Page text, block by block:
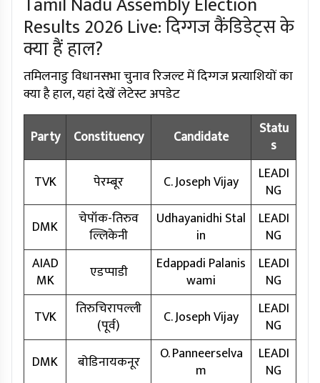
Results 2026 Live: दिग्गज कैंडिडेट्स के
क्या हैं हाल?
तमिलनाडु विधानसभा चुनाव रिजल्ट में दिग्गज प्रत्याशियों का
क्या है हाल, यहां देखें लेटेस्ट अपडेट
Party
Constituency Candidate
Statu
s
TVK
पेरम्बूर C. Joseph Vijay
LEADI
NG
DMK
चेपॉक-तिरुव
ल्लिकेनी
Udhayanidhi Stal
in
LEADI
NG
AIAD
MK
एडप्पाडी
Edappadi Palanis
wami
LEADI
NG
TVK
तिरुचिरापल्ली
(पूर्व)
C. Joseph Vijay
LEADI
NG
DMK
बोडिनायकनूर
O. Panneerselva
m
LEADI
NG